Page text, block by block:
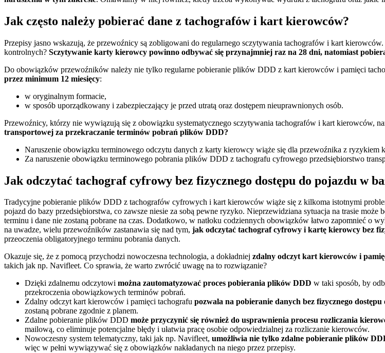
Jak często należy pobierać dane z tachografów i kart kierowców?
Przepisy jasno wskazują, że przewoźnicy są zobligowani do regularnego sczytywania tachografów i kart
kontrolnych? Sczytywanie karty kierowcy powinno odbywać się przynajmniej raz na 28 dni, natomiast
Do obowiązków przewoźników należy nie tylko regularne pobieranie plików DDD z kart kierowców i pamięci
przez minimum 12 miesięcy:
w oryginalnym formacie,
w sposób uporządkowany i zabezpieczający je przed utratą oraz dostępem nieuprawnionych osób.
Przewoźnicy, którzy nie wywiązują się z obowiązku systematycznego sczytywania tachografów i kart kierowców,
transportowej za przekraczanie terminów pobrań plików DDD?
Naruszenie obowiązku terminowego odczytu danych z karty kierowcy wiąże się dla przewoźnika z ryzykiem
Za naruszenie obowiązku terminowego pobrania plików DDD z tachografu cyfrowego przedsiębiorstwo
Jak odczytać tachograf cyfrowy bez fizycznego dostępu do pojazdu w
Tradycyjne pobieranie plików DDD z tachografów cyfrowych i kart kierowców wiąże się z kilkoma istotnymi
pojazd do bazy przedsiębiorstwa, co zawsze niesie za sobą pewne ryzyko. Nieprzewidziana sytuacja na trasie
terminu i dane nie zostaną pobrane na czas. Dodatkowo, w natłoku codziennych obowiązków łatwo zapomnieć o
na uwadze, wielu przewoźników zastanawia się nad tym, jak odczytać tachograf cyfrowy i kartę kierowcy bez
przeoczenia obligatoryjnego terminu pobrania danych.
Okazuje się, że z pomocą przychodzi nowoczesna technologia, a dokładniej zdalny odczyt kart kierowców i
takich jak np. Navifleet. Co sprawia, że warto zwrócić uwagę na to rozwiązanie?
Dzięki zdalnemu odczytowi można zautomatyzować proces pobierania plików DDD w taki sposób, by
przekroczenia obowiązkowych terminów pobrań.
Zdalny odczyt kart kierowców i pamięci tachografu pozwala na pobieranie danych bez fizycznego
zostaną pobrane zgodnie z planem.
Zdalne pobieranie plików DDD może przyczynić się również do usprawnienia procesu rozliczania
mailową, co eliminuje potencjalne błędy i ułatwia pracę osobie odpowiedzialnej za rozliczanie kierowców.
Nowoczesny system telematyczny, taki jak np. Navifleet, umożliwia nie tylko zdalne pobieranie plików
więc w pełni wywiązywać się z obowiązków nakładanych na niego przez przepisy.